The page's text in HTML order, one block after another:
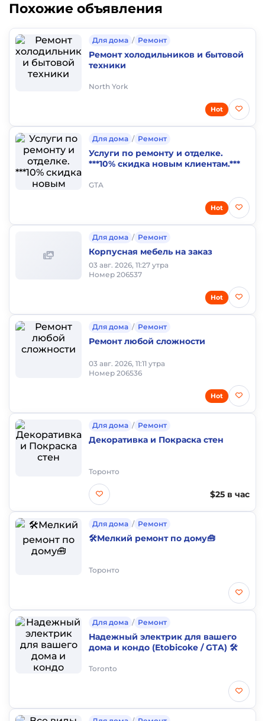
Похожие объявления
Для дома / Ремонт
Ремонт холодильников и бытовой
техники
North York
Hot
Для дома / Ремонт
Услуги по ремонту и отделке.
***10% скидка новым клиентам.***
GTA
Hot
Для дома / Ремонт
Корпусная мебель на заказ
03 авг. 2026, 11:27 утра
Номер 206537
Hot
Для дома / Ремонт
Ремонт любой сложности
03 авг. 2026, 11:11 утра
Номер 206536
Hot
Для дома / Ремонт
Декоративка и Покраска стен
Торонто
$25 в час
Для дома / Ремонт
🛠️Мелкий ремонт по дому🧰
Торонто
Для дома / Ремонт
Надежный электрик для вашего
дома и кондо (Etobicoke / GTA) 🛠️
Toronto